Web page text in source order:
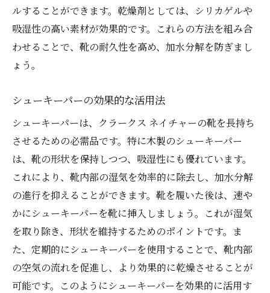
ルすることができます。乾燥剤としては、シリカゲルや
吸湿性の高い素材が効果的です。これらの方法を組み合
わせることで、靴の耐久性を高め、加水分解を防ぎまし
ょう。
シューキーパーの効果的な活用法
シューキーパーは、クラークス ネイチャーの靴を長持ち
させるための必需品です。特に木製のシューキーパー
は、靴の形状を保持しつつ、吸湿性にも優れています。
これにより、靴内部の湿気を効率的に除去し、加水分解
の進行を抑えることができます。靴を履いた後は、速や
かにシューキーパーを靴に挿入しましょう。これが湿気
を取り除き、形状を維持するためのポイントです。ま
た、定期的にシューキーパーを使用することで、靴内部
の空気の流れを促進し、より効果的に乾燥させることが
可能です。このようにシューキーパーを効果的に活用す